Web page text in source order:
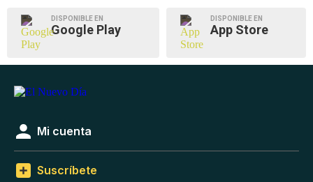
DISPONIBLE EN
Google Play
DISPONIBLE EN
App Store
Mi cuenta
Suscríbete